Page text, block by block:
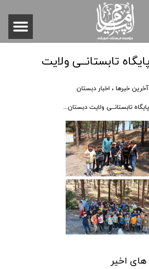
تابستانــی ولایت
آخرین خبرها ، اخبار دبستان
تابستانــی ولایت دبستان...
اخیر